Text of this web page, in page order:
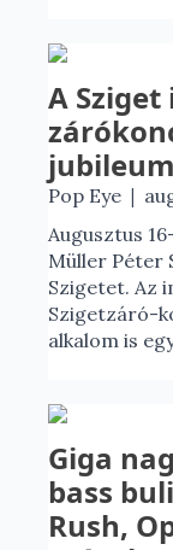
A
Pop Eye |
Augusztus
Müller Péter
Szigetet. Az
Szigetzáró-
alkalom is
Giga
bass
Rush,